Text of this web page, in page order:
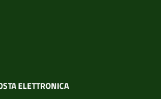
ELETTRONICA